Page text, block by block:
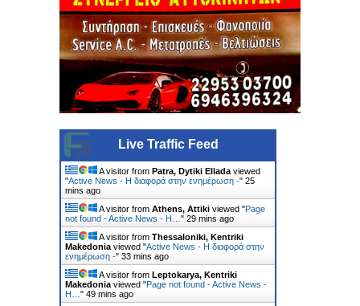
Live Traffic Feed
A visitor from Patra, Dytiki Ellada viewed
"Active News - Η διαφορά στην ενημέρωση -" 25
mins ago
A visitor from Athens, Attiki viewed "Page
not found - Active News - Η… " 29 mins ago
A visitor from Thessaloniki, Kentriki
Makedonia viewed "Active News - Η διαφορά στην
ενημέρωση -" 33 mins ago
A visitor from Leptokarya, Kentriki
Makedonia viewed "Page not found - Active News -
Η… " 49 mins ago